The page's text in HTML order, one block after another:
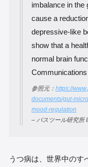
imbalance in the
cause a
depressive-like
show that a
normal brain
参照元： https://
documents/gut-
mood-regulation
– パスツール研究所
うつ病は、世界中のす